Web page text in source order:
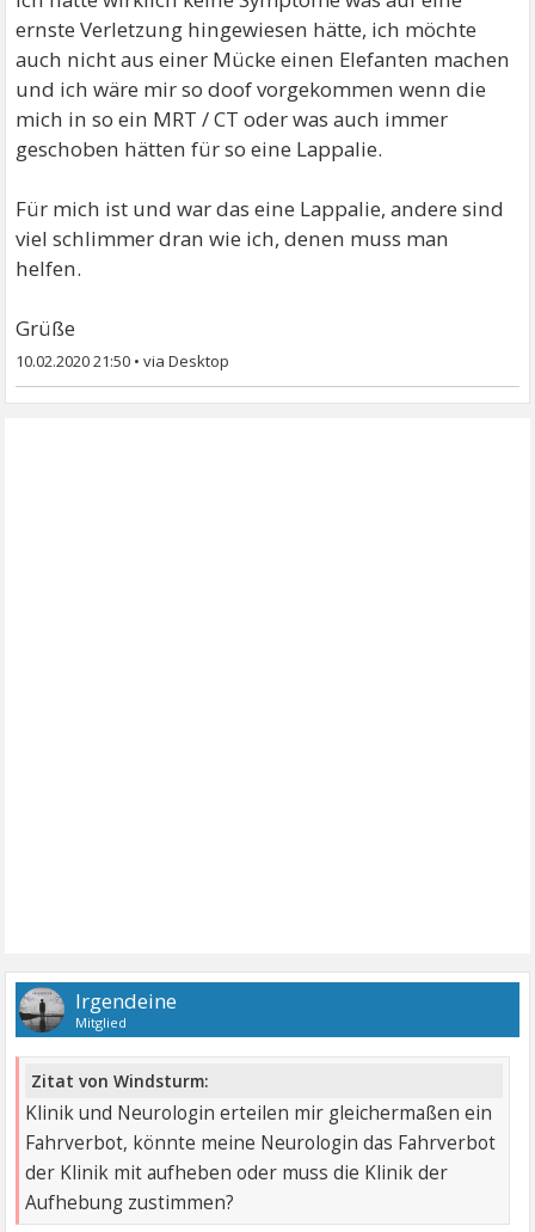
ernste Verletzung hingewiesen hätte, ich möchte
auch nicht aus einer Mücke einen Elefanten machen
und ich wäre mir so doof vorgekommen wenn die
mich in so ein MRT / CT oder was auch immer
geschoben hätten für so eine Lappalie.
Für mich ist und war das eine Lappalie, andere sind
viel schlimmer dran wie ich, denen muss man
helfen.
Grüße
10.02.2020 21:50 •
Irgendeine
Mitglied
Zitat von Windsturm:
Klinik und Neurologin erteilen mir gleichermaßen ein
Fahrverbot, könnte meine Neurologin das Fahrverbot
der Klinik mit aufheben oder muss die Klinik der
Aufhebung zustimmen?